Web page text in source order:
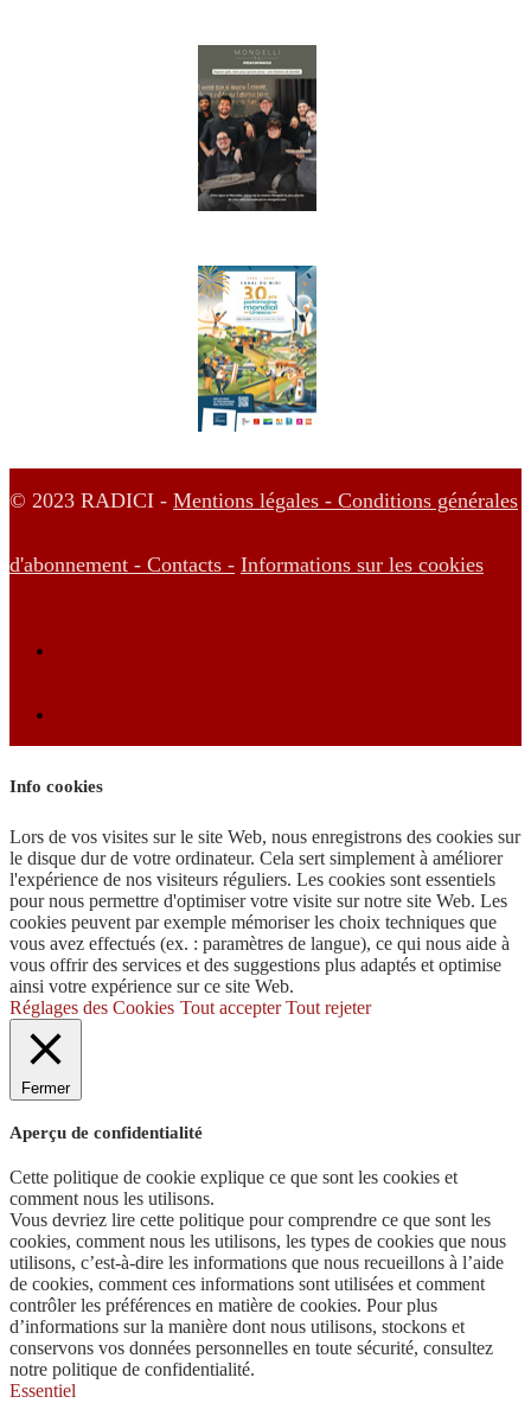
© 2023 RADICI - Mentions légales - Conditions générales
d'abonnement - Contacts - Informations sur les cookies
Info cookies
Lors de vos visites sur le site Web, nous enregistrons des cookies sur
le disque dur de votre ordinateur. Cela sert simplement à améliorer
l'expérience de nos visiteurs réguliers. Les cookies sont essentiels
pour nous permettre d'optimiser votre visite sur notre site Web. Les
cookies peuvent par exemple mémoriser les choix techniques que
vous avez effectués (ex. : paramètres de langue), ce qui nous aide à
vous offrir des services et des suggestions plus adaptés et optimise
ainsi votre expérience sur ce site Web.
Réglages des Cookies Tout accepter Tout rejeter
Fermer
Aperçu de confidentialité
Cette politique de cookie explique ce que sont les cookies et
comment nous les utilisons.
Vous devriez lire cette politique pour comprendre ce que sont les
cookies, comment nous les utilisons, les types de cookies que nous
utilisons, c’est-à-dire les informations que nous recueillons à l’aide
de cookies, comment ces informations sont utilisées et comment
contrôler les préférences en matière de cookies. Pour plus
d’informations sur la manière dont nous utilisons, stockons et
conservons vos données personnelles en toute sécurité, consultez
notre politique de confidentialité.
Essentiel